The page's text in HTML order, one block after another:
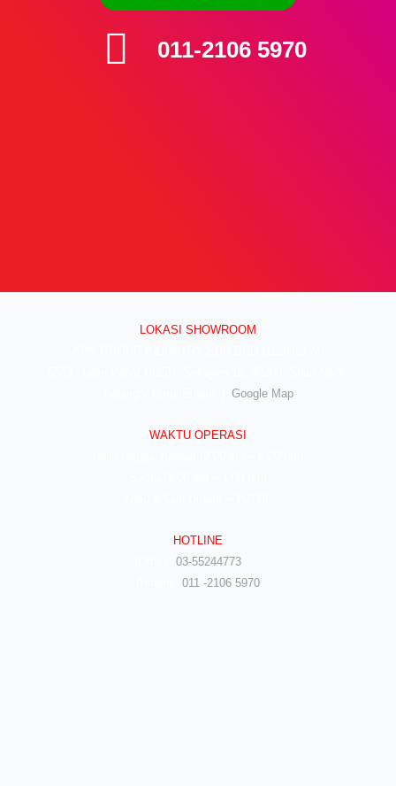
011-2106 5970
LOKASI SHOWROOM
Google Map
WAKTU OPERASI
HOTLINE
03-55244773
011 -2106 5970